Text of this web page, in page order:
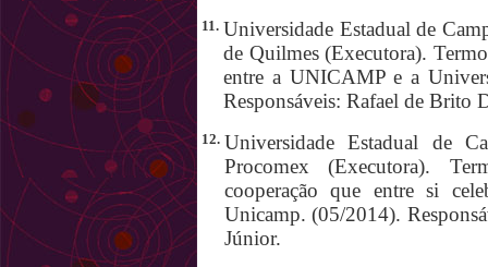
11. Universidade Estadual de
de Quilmes (Executora).
entre a UNICAMP e a
Responsáveis: Rafael de Brito
12. Universidade Estadual de
Procomex (Executora).
cooperação que entre si
Unicamp. (05/2014).
Júnior.